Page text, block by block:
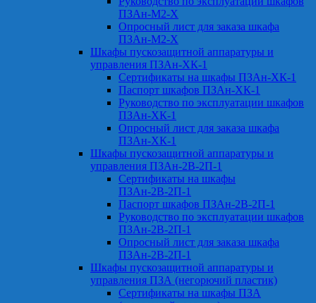
ПЗАн-М2-Х
Опросный лист для заказа шкафа
ПЗАн-М2-Х
Шкафы пускозащитной аппаратуры и
управления ПЗАн-ХК-1
Сертификаты на шкафы ПЗАн-ХК-1
Паспорт шкафов ПЗАн-ХК-1
Руководство по эксплуатации шкафов
ПЗАн-ХК-1
Опросный лист для заказа шкафа
ПЗАн-ХК-1
Шкафы пускозащитной аппаратуры и
управления ПЗАн-2В-2П-1
Сертификаты на шкафы
ПЗАн-2В-2П-1
Паспорт шкафов ПЗАн-2В-2П-1
Руководство по эксплуатации шкафов
ПЗАн-2В-2П-1
Опросный лист для заказа шкафа
ПЗАн-2В-2П-1
Шкафы пускозащитной аппаратуры и
управления ПЗА (негорючий пластик)
Сертификаты на шкафы ПЗА